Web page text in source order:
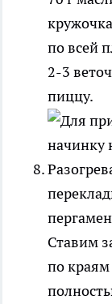
по всей
2-3
пиццу.
Ставим
по